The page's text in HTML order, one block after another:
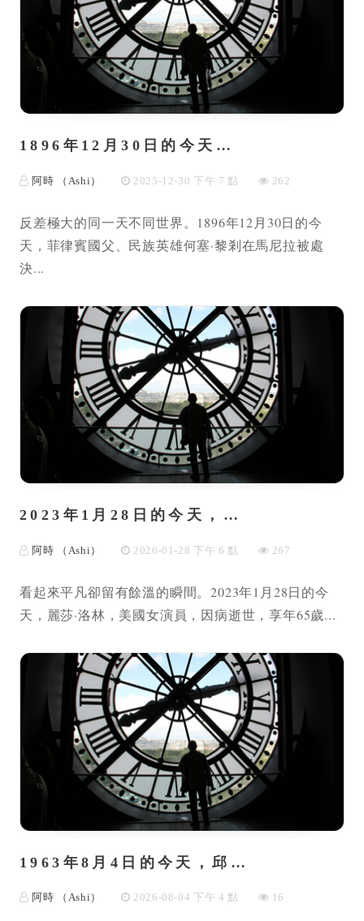
1896年12月30日的今天…
阿時 （Ashi） 2025-12-30 下午 7 點 262
反差極大的同一天不同世界。1896年12月30日的今
天，菲律賓國父、民族英雄何塞·黎剎在馬尼拉被處
決...
2023年1月28日的今天，…
阿時 （Ashi） 2026-01-28 下午 6 點 267
看起來平凡卻留有餘溫的瞬間。2023年1月28日的今
天，麗莎·洛林，美國女演員，因病逝世，享年65歲...
1963年8月4日的今天，邱…
阿時 （Ashi） 2026-08-04 下午 4 點 16